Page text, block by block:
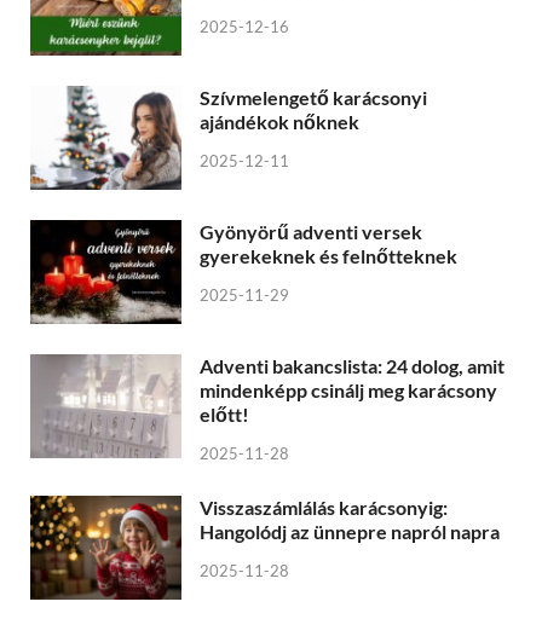
2025-12-16
Szívmelengető karácsonyi
ajándékok nőknek
2025-12-11
Gyönyörű adventi versek
gyerekeknek és felnőtteknek
2025-11-29
Adventi bakancslista: 24 dolog, amit
mindenképp csinálj meg karácsony
előtt!
2025-11-28
Visszaszámlálás karácsonyig:
Hangolódj az ünnepre napról napra
2025-11-28